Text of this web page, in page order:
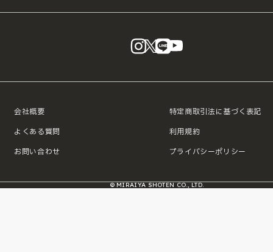
instagram
X LINE
会社概要
よくある質問
お問い合わせ
特定商取引法に基づく表記
利用規約
プライバシーポリシー
© MIRAIYA SHOTEN CO., LTD.